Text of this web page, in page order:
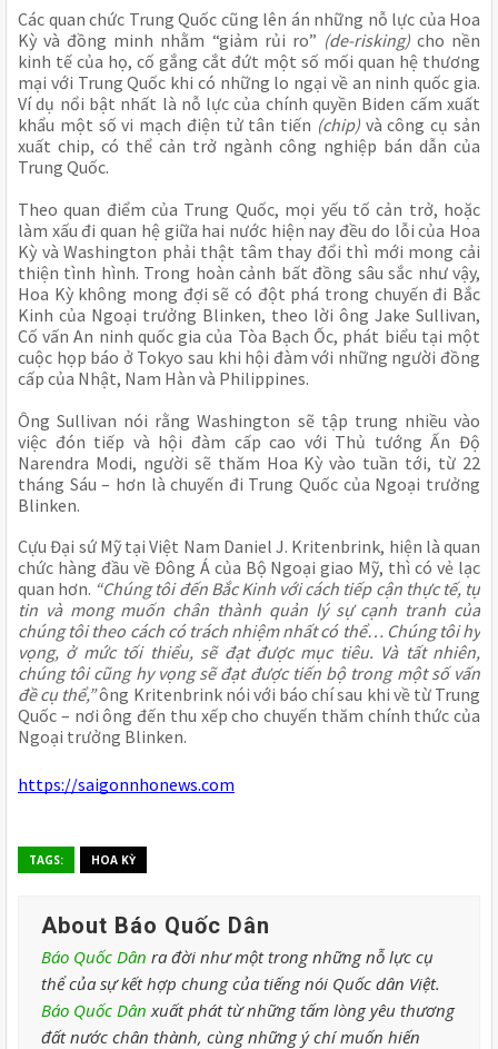
Các quan chức Trung Quốc cũng lên án những nỗ lực của Hoa
Kỳ và đồng minh nhằm “giảm rủi ro” (de-risking)cho nền
kinh tế của họ, cố gắng cắt đứt một số mối quan hệ thương
mại với Trung Quốc khi có những lo ngại về an ninh quốc gia.
Ví dụ nổi bật nhất là nỗ lực của chính quyền Biden cấm xuất
khẩu một số vi mạch điện tử tân tiến (chip)và công cụ sản
xuất chip, có thể cản trở ngành công nghiệp bán dẫn của
Trung Quốc.
Theo quan điểm của Trung Quốc, mọi yếu tố cản trở, hoặc
làm xấu đi quan hệ giữa hai nước hiện nay đều do lỗi của Hoa
Kỳ và Washington phải thật tâm thay đổi thì mới mong cải
thiện tình hình. Trong hoàn cảnh bất đồng sâu sắc như vậy,
Hoa Kỳ không mong đợi sẽ có đột phá trong chuyến đi Bắc
Kinh của Ngoại trưởng Blinken, theo lời ông Jake Sullivan,
Cố vấn An ninh quốc gia của Tòa Bạch Ốc, phát biểu tại một
cuộc họp báo ở Tokyo sau khi hội đàm với những người đồng
cấp của Nhật, Nam Hàn và Philippines.
Ông Sullivan nói rằng Washington sẽ tập trung nhiều vào
việc đón tiếp và hội đàm cấp cao với Thủ tướng Ấn Độ
Narendra Modi, người sẽ thăm Hoa Kỳ vào tuần tới, từ 22
tháng Sáu – hơn là chuyến đi Trung Quốc của Ngoại trưởng
Blinken.
Cựu Đại sứ Mỹ tại Việt Nam Daniel J. Kritenbrink, hiện là quan
chức hàng đầu về Đông Á của Bộ Ngoại giao Mỹ, thì có vẻ lạc
quan hơn. “Chúng tôi đến Bắc Kinh với cách tiếp cận thực tế, tự
tin và mong muốn chân thành quản lý sự cạnh tranh của
chúng tôi theo cách có trách nhiệm nhất có thể… Chúng tôi hy
vọng, ở mức tối thiểu, sẽ đạt được mục tiêu. Và tất nhiên,
chúng tôi cũng hy vọng sẽ đạt được tiến bộ trong một số vấn
đề cụ thể,”ông Kritenbrink nói với báo chí sau khi về từ Trung
Quốc – nơi ông đến thu xếp cho chuyến thăm chính thức của
Ngoại trưởng Blinken.
https://saigonnhonews.com
TAGS: HOA KỲ
About Báo Quốc Dân
Báo Quốc Dân ra đời như một trong những nỗ lực cụ
thể của sự kết hợp chung của tiếng nói Quốc dân Việt.
Báo Quốc Dân xuất phát từ những tấm lòng yêu thương
đất nước chân thành, cùng những ý chí muốn hiến